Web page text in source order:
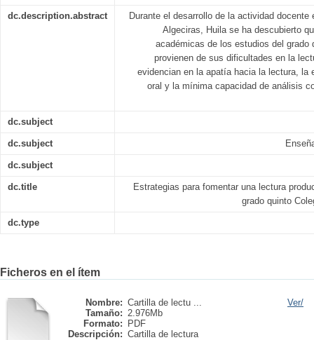
dc.description.abstract
Durante el desarrollo de la actividad docente
Algeciras, Huila se ha descubierto
académicas de los estudios del grado
provienen de sus dificultades en la
evidencian en la apatía hacia la lectura, la
oral y la mínima capacidad de análisis
dc.subject
dc.subject
dc.subject
dc.title
Estrategias para fomentar una lectura
grado quinto
dc.type
Ficheros en el ítem
Nombre: Cartilla de lectu ...
Tamaño: 2.976Mb
Formato:
PDF
Descripción: Cartilla de lectura
Ver/